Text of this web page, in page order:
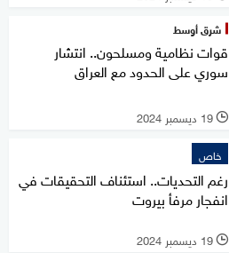
شرق أوسط
قوات نظامية ومسلحون.. انتشار
سوري على الحدود مع العراق
l 19 ديسمبر 2024
خاص
رغم التحديات.. استئناف التحقيقات في
انفجار مرفأ بيروت
l 19 ديسمبر 2024